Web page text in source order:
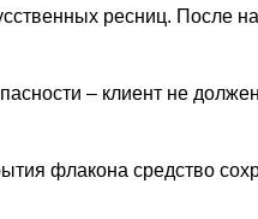
ресниц. После
– клиент не
флакона средство